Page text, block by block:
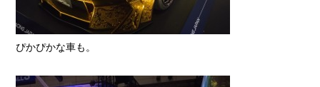
ぴかぴかな車も。